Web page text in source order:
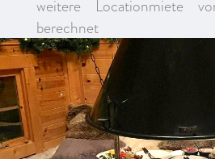
weitere Locationmiete
berechnet